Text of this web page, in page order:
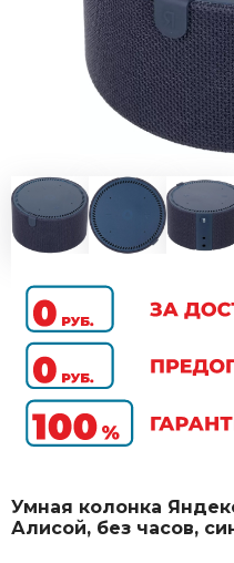
Умная колонка
Алисой, без часов,